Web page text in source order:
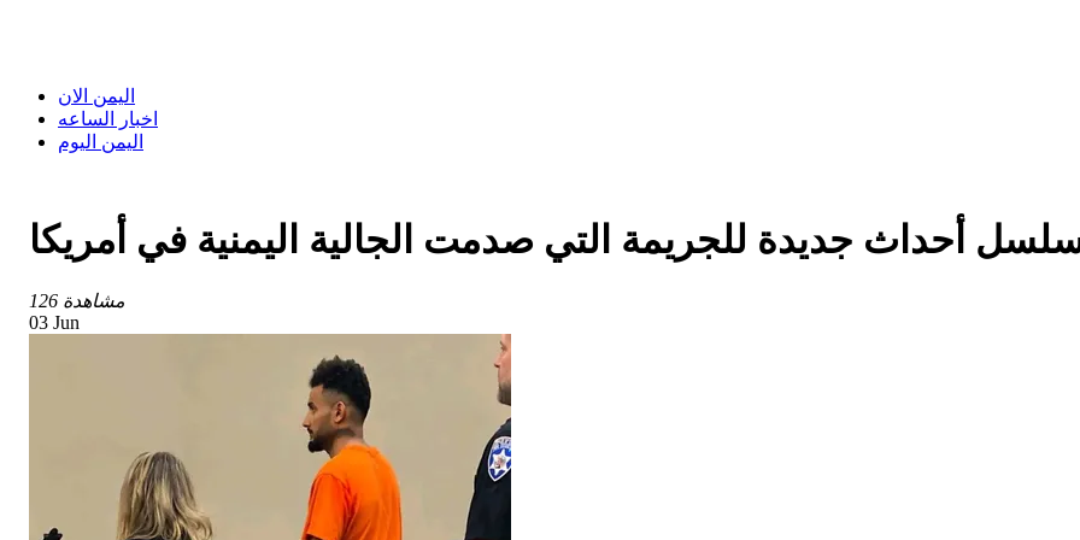
اليمن الان
اخبار الساعه
اليمن اليوم
أحداث جديدة للجريمة التي صدمت الجالية اليمنية في أمريكا
126 مشاهدة
03 Jun